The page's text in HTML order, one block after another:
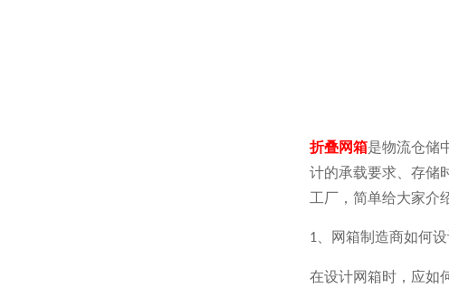
折叠网箱是物流仓储中
计的承载要求、存
工厂，简单给大家介绍
1 、网箱制造商如何设
在设计网箱时，应